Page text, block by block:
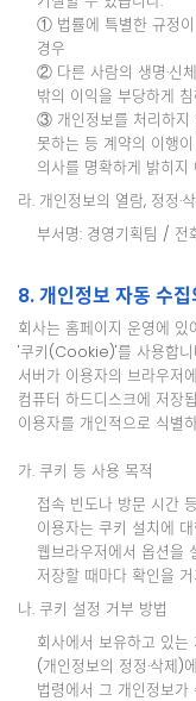
① 법률에 특별한 규정
경우
② 다른 사람의 생명·신
밖의 이익을 부당하게
③ 개인정보를 처리하지
못하는 등 계약의 이행
의사를 명확하게 밝히지
라. 개인정보의 열람, 정정·
부서명: 경영기획팀 /
8. 개인정보 자동 수
회사는 홈페이지 운영에
'쿠키(Cookie)'를 사용합니
서버가 이용자의 브라우저
컴퓨터 하드디스크에 저장
이용자를 개인적으로 식별
가. 쿠키 등 사용 목적
접속 빈도나 방문 시간
이용자는 쿠키 설치에
웹브라우저에서 옵션을
저장할 때마다 확인을
나. 쿠키 설정 거부 방법
회사에서 보유하고 있
(개인정보의 정정·삭제)
법령에서 그 개인정보